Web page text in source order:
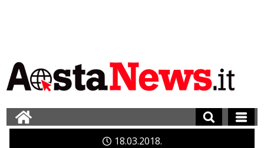
1803 2018